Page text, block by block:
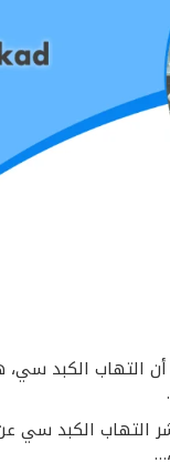
التهاب الكبد سي،
التهاب الكبد سي